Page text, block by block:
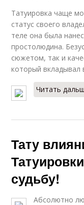
Татуировка чаще
статус своего
теле она была
простолюдина.
сюжетом, так и
который вкладывал
Читать
Тату
судьбу!
Абсолютно